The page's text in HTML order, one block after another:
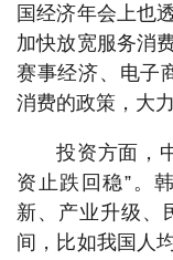
国经济年会上也
加快放宽服务消
赛事经济、电子
消费的政策，大
投资方面，
资止跌回稳”。
新、产业升级、
间，比如我国人